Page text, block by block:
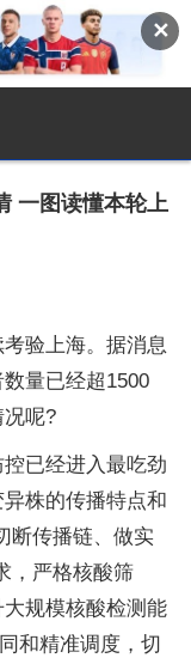
✕
一图读懂本轮上
验上海。据消息
量已经超1500
呢?
已经进入最吃劲
株的传播特点和
断传播链、做实
，严格核酸筛
规模核酸检测能
和精准调度，切